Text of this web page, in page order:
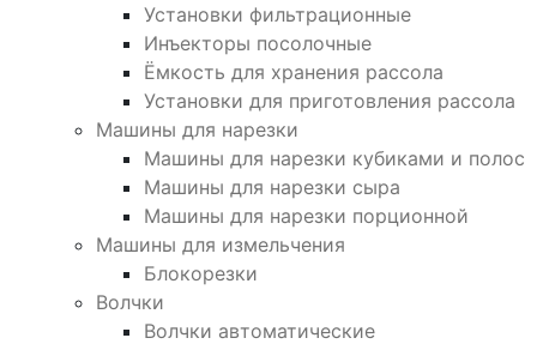
Установки фильтрационные
Инъекторы посолочные
Ёмкость для хранения рассола
Установки для приготовления рассола
Машины для нарезки
Машины для нарезки кубиками и полос
Машины для нарезки сыра
Машины для нарезки порционной
Машины для измельчения
Блокорезки
Волчки
Волчки автоматические